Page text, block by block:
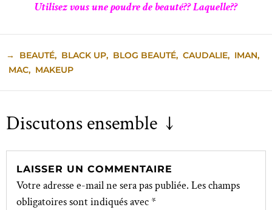
Utilisez vous une poudre de beauté?? Laquelle??
→ BEAUTÉ, BLACK UP, BLOG BEAUTÉ, CAUDALIE, IMAN,
MAC, MAKEUP
Discutons ensemble ↓
LAISSER UN COMMENTAIRE
Votre adresse e-mail ne sera pas publiée. Les champs
obligatoires sont indiqués avec*